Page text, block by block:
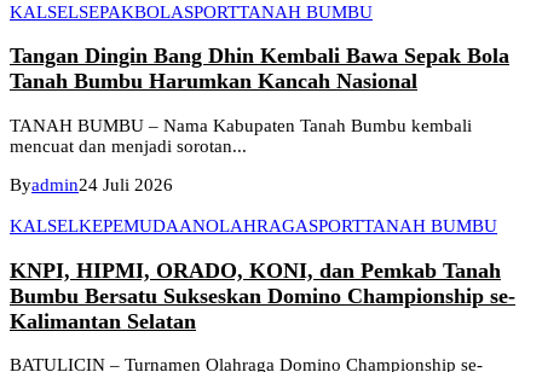
KALSELSEPAKBOLASPORTTANAH BUMBU
Tangan Dingin Bang Dhin Kembali Bawa Sepak Bola
Tanah Bumbu Harumkan Kancah Nasional
​TANAH BUMBU – Nama Kabupaten Tanah Bumbu kembali
mencuat dan menjadi sorotan...
Byadmin24 Juli 2026
KALSELKEPEMUDAANOLAHRAGASPORTTANAH BUMBU
KNPI, HIPMI, ORADO, KONI, dan Pemkab Tanah
Bumbu Bersatu Sukseskan Domino Championship se-
Kalimantan Selatan
BATULICIN – Turnamen Olahraga Domino Championship se-